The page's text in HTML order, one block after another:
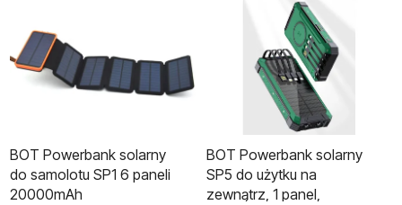
BOT Powerbank solarny
do samolotu SP1 6 paneli
20000mAh
BOT Powerbank solarny
SP5 do użytku na
zewnątrz, 1 panel,